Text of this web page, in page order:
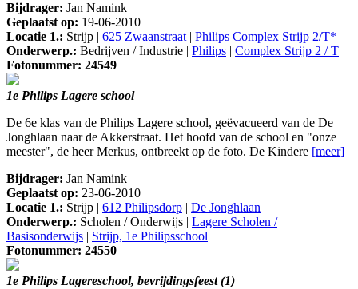
Bijdrager: Jan Namink
Geplaatst op: 19-06-2010
Locatie 1.: Strijp | 625 Zwaanstraat | Philips Complex Strijp 2/T*
Onderwerp.: Bedrijven / Industrie | Philips | Complex Strijp 2 / T
Fotonummer: 24549
1e Philips Lagere school
De 6e klas van de Philips Lagere school, geëvacueerd van de De
Jonghlaan naar de Akkerstraat. Het hoofd van de school en "onze
meester", de heer Merkus, ontbreekt op de foto. De Kindere [meer]
Bijdrager: Jan Namink
Geplaatst op: 23-06-2010
Locatie 1.: Strijp | 612 Philipsdorp | De Jonghlaan
Onderwerp.: Scholen / Onderwijs | Lagere Scholen /
Basisonderwijs | Strijp, 1e Philipsschool
Fotonummer: 24550
1e Philips Lagereschool, bevrijdingsfeest (1)